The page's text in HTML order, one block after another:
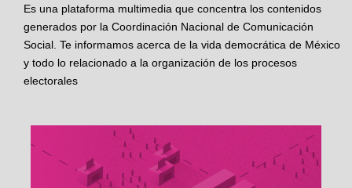
Es una plataforma multimedia que concentra los contenidos
generados por la Coordinación Nacional de Comunicación
Social. Te informamos acerca de la vida democrática de México
y todo lo relacionado a la organización de los procesos
electorales